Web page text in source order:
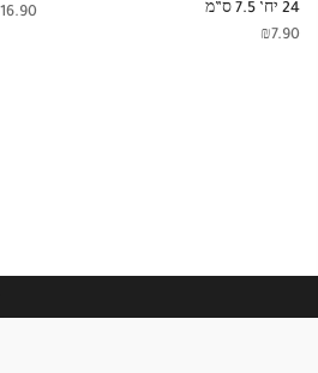
24 יח’ 7.5 ס”מ
₪7.90
16.90